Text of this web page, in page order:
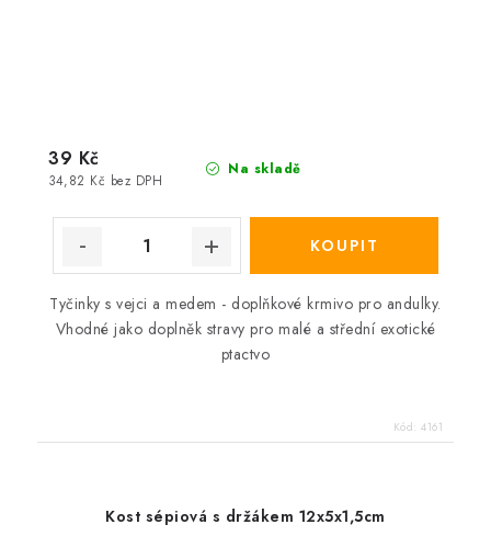
Na skladě
34,82 Kč bez DPH
39 Kč
Tyčinky s vejci a medem - doplňkové krmivo pro andulky.
Vhodné jako doplněk stravy pro malé a střední exotické
ptactvo
Kód: 4161
Kost sépiová s držákem 12x5x1,5cm